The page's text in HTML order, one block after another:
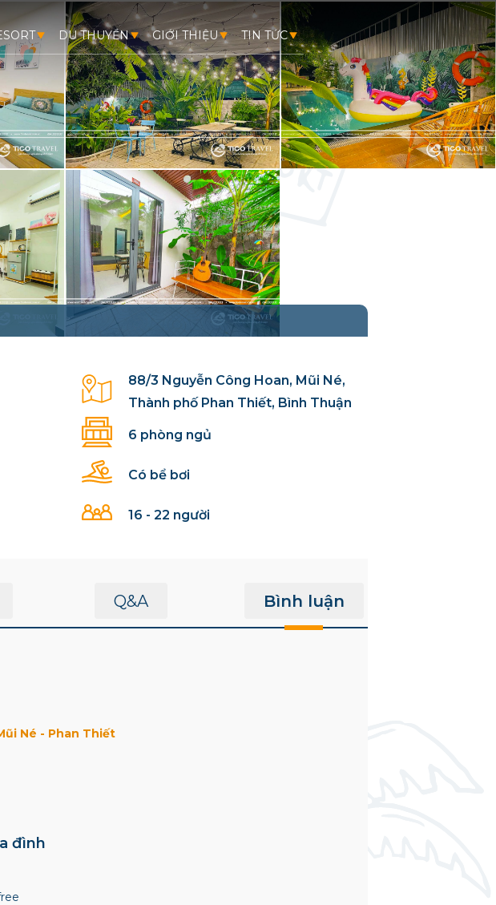
DU THUYỀN GIỚI THIỆU TIN TỨC
88/3 Nguyễn Công Hoan, Mũi Né,
Thành phố Phan Thiết, Bình Thuận
6 phòng ngủ
Có bể bơi
16 - 22 người
Q&A Bình luận
Né - Phan Thiết
đình